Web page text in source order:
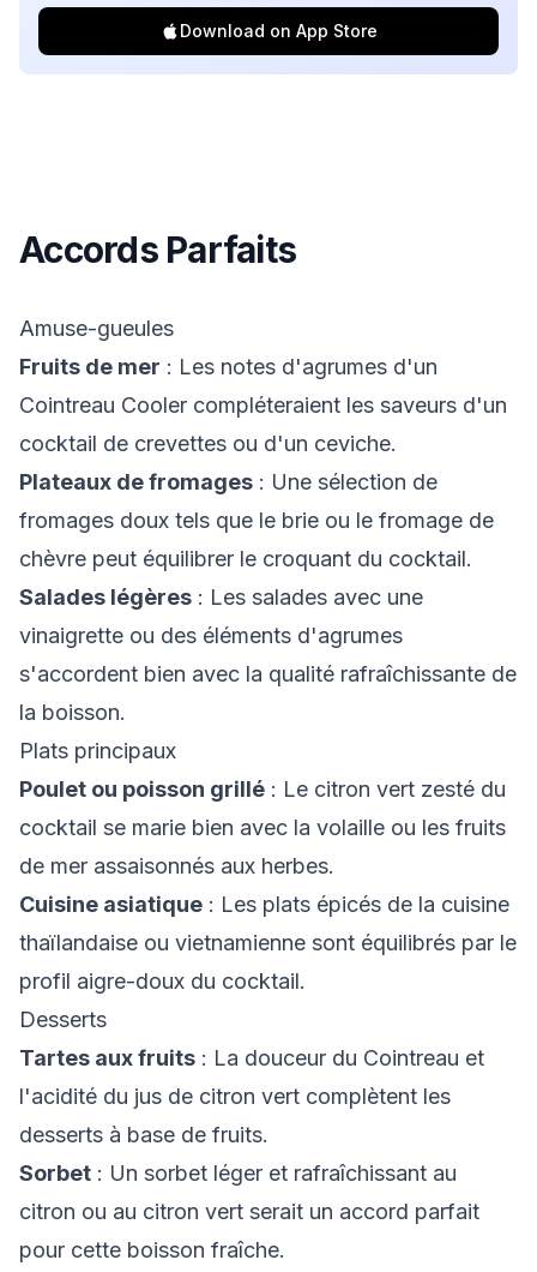
Download on App Store
Accords Parfaits
Amuse-gueules
Fruits de mer : Les notes d'agrumes d'un
Cointreau Cooler compléteraient les saveurs d'un
cocktail de crevettes ou d'un ceviche.
Plateaux de fromages : Une sélection de
fromages doux tels que le brie ou le fromage de
chèvre peut équilibrer le croquant du cocktail.
Salades légères : Les salades avec une
vinaigrette ou des éléments d'agrumes
s'accordent bien avec la qualité rafraîchissante de
la boisson.
Plats principaux
Poulet ou poisson grillé : Le citron vert zesté du
cocktail se marie bien avec la volaille ou les fruits
de mer assaisonnés aux herbes.
Cuisine asiatique : Les plats épicés de la cuisine
thaïlandaise ou vietnamienne sont équilibrés par le
profil aigre-doux du cocktail.
Desserts
Tartes aux fruits : La douceur du Cointreau et
l'acidité du jus de citron vert complètent les
desserts à base de fruits.
Sorbet : Un sorbet léger et rafraîchissant au
citron ou au citron vert serait un accord parfait
pour cette boisson fraîche.